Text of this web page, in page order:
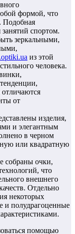
формой, что
Подобная
спортом.
зеркальными,
из этой
человека.
отличаются
от
изделия,
и элегантным
в черном
или квадратную
собраны очки,
что
внешнего
Отдельно
некоторых
и полудрагоценные
помощью